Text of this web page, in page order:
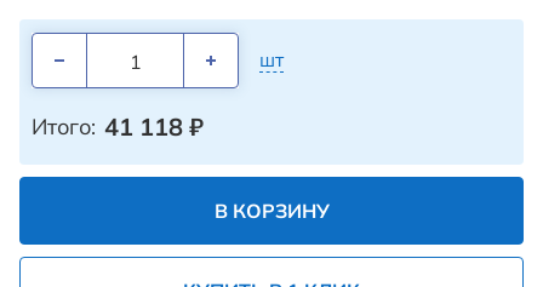
шт
Итого: 41 118 ₽
В КОРЗИНУ